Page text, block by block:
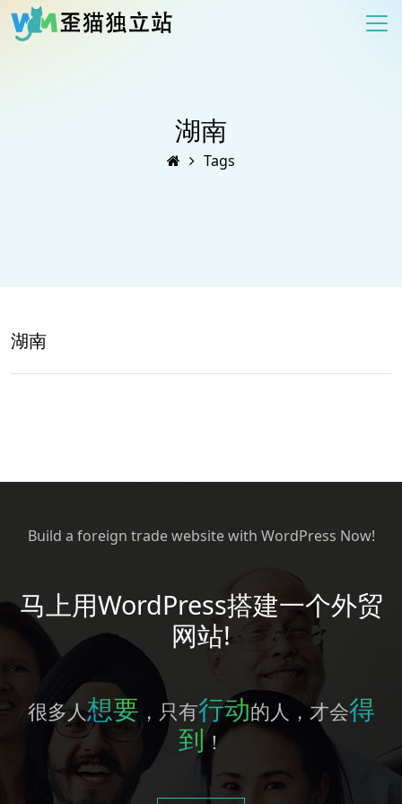
湖南
Tags
湖南
Build a foreign trade website with WordPress Now!
马上用WordPress搭建一个外贸
网站!
很多人想要 ，只有行动的人，才会得
到！